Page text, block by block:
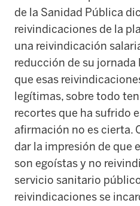
de la Sanidad Pública
reivindicaciones de la
una reivindicación
reducción de su jornada
que esas
legítimas, sobre todo
recortes que ha sufrido
afirmación no es cierta.
dar la impresión de que
son egoístas y no
servicio sanitario
reivindicaciones se